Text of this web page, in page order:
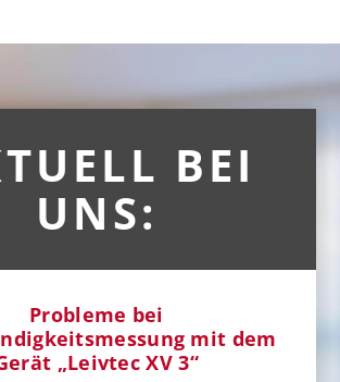
BEI
UNS:
Probleme bei
mit dem
„Leivtec XV 3“